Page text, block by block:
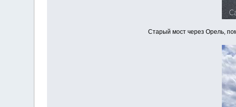
Старый мост через Орель,